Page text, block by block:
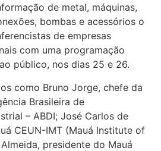
de metal, máquinas,
bombas e acessórios o
de empresas
com uma programação
público, nos dias 25 e 26.
como Bruno Jorge, chefe da
Brasileira de
– ABDI; José Carlos de
CEUN-IMT (Mauá Institute of
presidente do Mauá